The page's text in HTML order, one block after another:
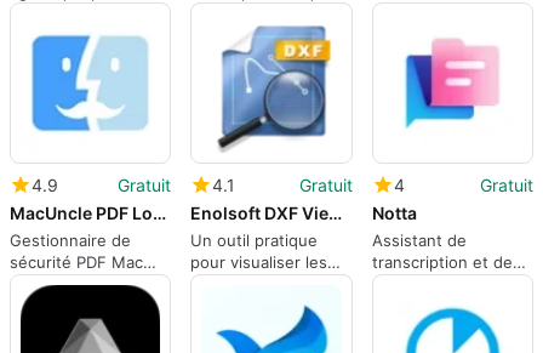
macOS avec
exécution de modèle
les distractions avec
une application
stricte
MacUncle
4.9
Gratuit
MacUncle PDF Lock Unlock
Gestionnaire de
sécurité PDF Mac
avec modes
verrouiller et
déverrouiller
4.1
Gratuit
Enolsoft DXF Viewer for Mac
Un outil pratique
pour visualiser les
dessins CAD
4
Gratuit
Notta
Assistant de
transcription et de
réunion AI pour
ordinateurs de
bureau Mac